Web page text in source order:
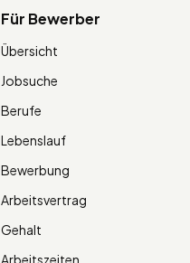
Für Bewerber
Übersicht
Jobsuche
Berufe
Lebenslauf
Bewerbung
Arbeitsvertrag
Gehalt
Arbeitszeiten